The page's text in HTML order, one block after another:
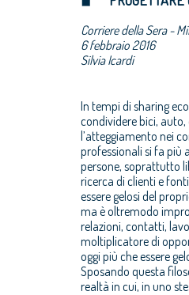
Corriere della Sera -
6 febbraio 2016
Silvia Icardi
In tempi di sharing
condividere bici,
l’atteggiamento nei
professionali si fa più
persone, soprattutto
ricerca di clienti e
essere gelosi del
ma è oltremodo
relazioni, contatti,
moltiplicatore di
oggi più che essere
Sposando questa
realtà in cui, in uno